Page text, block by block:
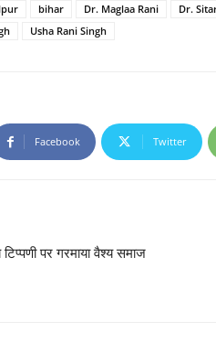
bihar Dr. Maglaa Rani Dr.
Usha Rani Singh
Facebook Twitter
पर गरमाया वैश्य समाज